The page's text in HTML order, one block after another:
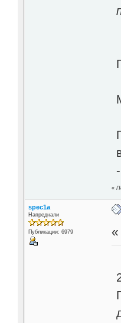
«
spec1a
Напреднали
Публикации: 6979 «